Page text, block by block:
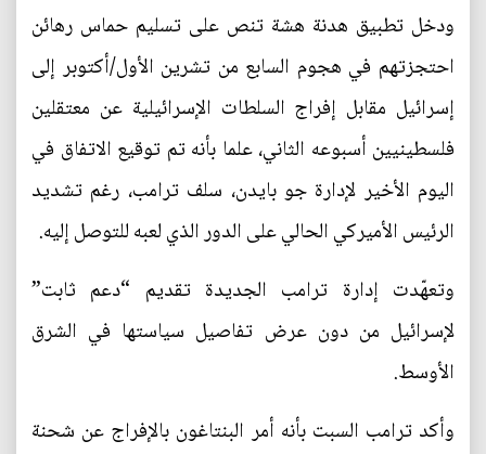
ودخل تطبيق هدنة هشة تنص على تسليم حماس رهائن
احتجزتهم في هجوم السابع من تشرين الأول/أكتوبر إلى
إسرائيل مقابل إفراج السلطات الإسرائيلية عن معتقلين
فلسطينيين أسبوعه الثاني، علما بأنه تم توقيع الاتفاق في
اليوم الأخير لإدارة جو بايدن، سلف ترامب، رغم تشديد
الرئيس الأميركي الحالي على الدور الذي لعبه للتوصل إليه.
وتعهّدت إدارة ترامب الجديدة تقديم “دعم ثابت”
لإسرائيل من دون عرض تفاصيل سياستها في الشرق
الأوسط.
وأكد ترامب السبت بأنه أمر البنتاغون بالإفراج عن شحنة